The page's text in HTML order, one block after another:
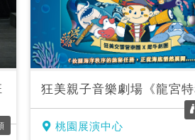
狂美親子音樂劇場《龍宮特
桃園展演中心